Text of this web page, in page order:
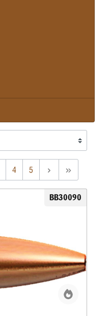
4 5
BB30090